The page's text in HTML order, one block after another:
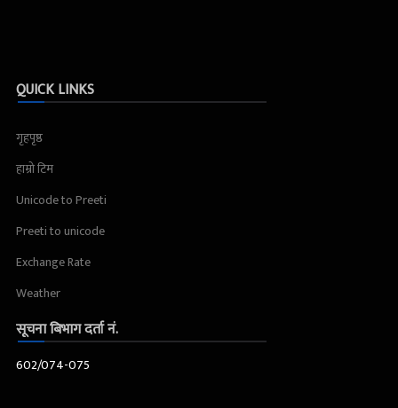
QUICK LINKS
गृहपृष्ठ
हाम्रो टिम
Unicode to Preeti
Preeti to unicode
Exchange Rate
Weather
सूचना बिभाग दर्ता नं.
602/074-075